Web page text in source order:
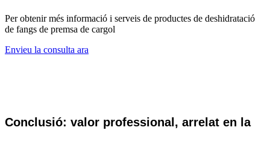
Per obtenir més informació i serveis de productes de deshidratació
de fangs de premsa de cargol
Envieu la consulta ara
Conclusió: valor professional, arrelat en la